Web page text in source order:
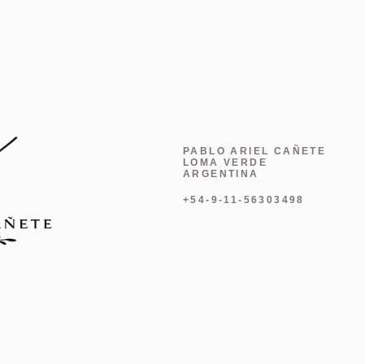
PABLO ARIEL CAÑETE
LOMA VERDE
ARGENTINA
+54-9-11-56303498